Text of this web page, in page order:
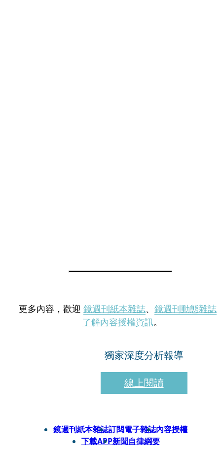
更多內容，歡迎 鏡週刊紙本雜誌、 鏡週刊動態雜誌
了解內容授權資訊。
獨家深度分析報導
線上閱讀
鏡週刊紙本雜誌訂閱電子雜誌內容授權
下載APP新聞自律綱要